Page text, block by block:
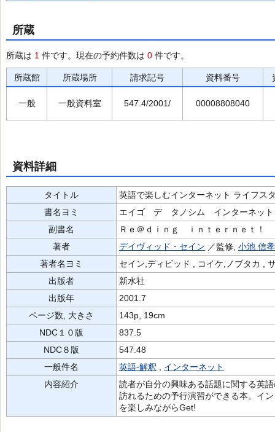
所蔵
所蔵は 1 件です。現在の予約件数は 0 件です。
所蔵館 所蔵場所 請求記号 資料番号
一般 一般資料室 547.4/2001/ 00008808040
資料詳細
タイトル
英語で楽しむインターネット ライフス
書名ヨミ
エイゴ デ タノシム インターネット
副書名
Ｒｅ＠ｄｉｎｇ ｉｎｔｅｒｎｅｔ！
著者
デイヴィッド・セイン ／監修, 小池 信孝
著者名ヨミ
セイン,ディビッド , コイケ,ノブタカ ,
出版者
新水社
出版年
2001.7
ページ数, 大きさ
143p, 19cm
NDC１０版
837.5
NDC８版
547.48
一般件名
英語-解釈
インターネット
内容紹介
読者が自分の興味ある話題に関する英
訪れるための予行演習ができる本。イ
を楽しみながらGet!